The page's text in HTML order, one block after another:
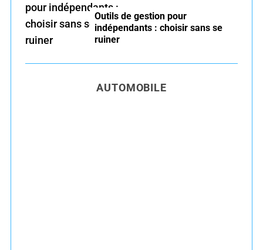
Outils de gestion pour
indépendants : choisir sans se
ruiner
AUTOMOBILE